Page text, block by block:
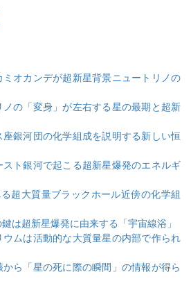
ミオカンデが超新星背景ニュートリノの
ノの「変身」が左右する星の最期と超新
銀河団の化学組成を説明する新しい恒
スト銀河で起こる超新星爆発のエネルギ
超大質量ブラックホール近傍の化学組
は超新星爆発に由来する「宇宙線浴」
ウムは活動的な大質量星の内部で作られ
から「星の死に際の瞬間」の情報が得ら